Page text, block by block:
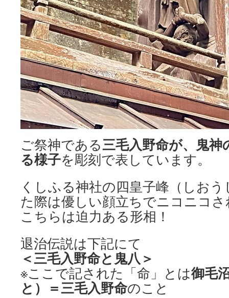
ご祭神である三毛入野命が、鬼神
る様子を彫刻で表しています。
くしふる神社の四皇子峰（しお
た際は優しい顔立ちでニコニコ
こちらは迫力ある形相！
退治伝説は下記にて
＜三毛入野命と鬼八＞
※ここで記された「命」とは御毛
と）＝三毛入野命のこと